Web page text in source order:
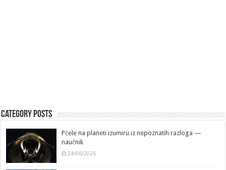
Category Posts
Pčele na planeti izumiru iz nepoznatih razloga —
naučnik
24/06/2026